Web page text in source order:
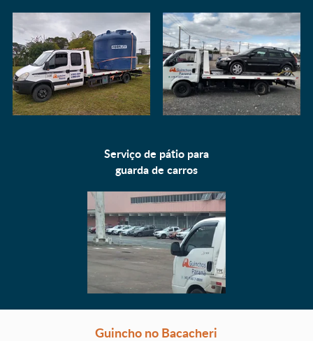
Serviço de pátio para
guarda de carros
Guincho no Bacacheri